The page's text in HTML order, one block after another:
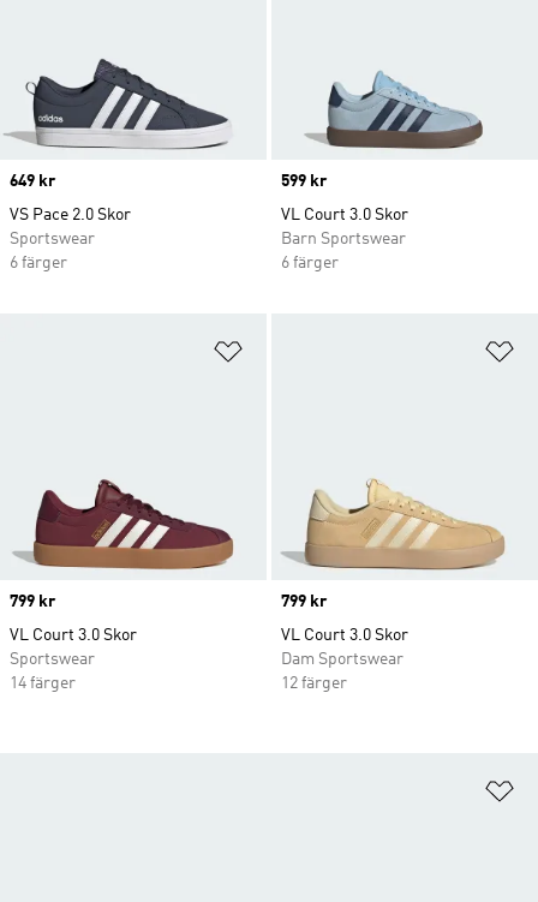
Price
649 kr
VS Pace 2.0 Skor
Sportswear
6 färger
Price
599 kr
VL Court 3.0 Skor
Barn Sportswear
6 färger
Price
799 kr
VL Court 3.0 Skor
Sportswear
14 färger
Price
799 kr
VL Court 3.0 Skor
Dam Sportswear
12 färger